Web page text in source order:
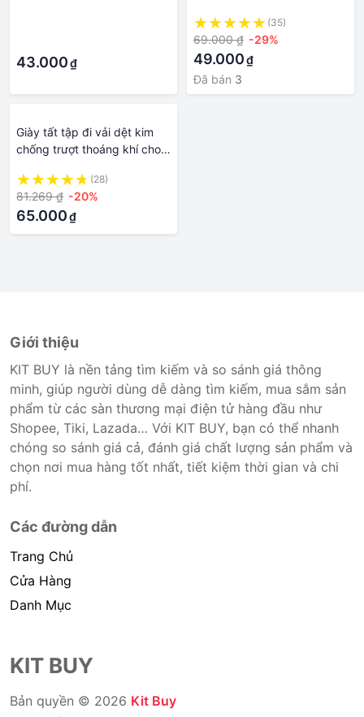
43.000₫
(35)
69.000 ₫ -29%
49.000₫
Đã bán 3
Giày tất tập đi vải dệt kim
chống trượt thoáng khí cho
(28)
81.269 ₫ -20%
65.000₫
Giới thiệu
KIT BUY là nền tảng tìm kiếm và so sánh giá thông
minh, giúp người dùng dễ dàng tìm kiếm, mua sắm sản
phẩm từ các sàn thương mại điện tử hàng đầu như
Shopee, Tiki, Lazada… Với KIT BUY, bạn có thể nhanh
chóng so sánh giá cả, đánh giá chất lượng sản phẩm và
chọn nơi mua hàng tốt nhất, tiết kiệm thời gian và chi
phí.
Các đường dẫn
Trang Chủ
Cửa Hàng
Danh Mục
KIT BUY
Bản quyền © 2026 Kit Buy